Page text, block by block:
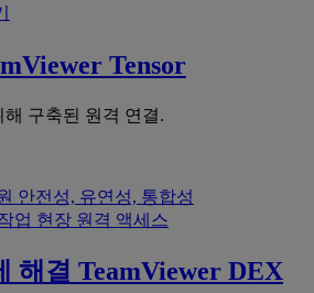
Tensor
구축된 원격 연결.
안전성, 유연성, 통합성
업 현장 원격 액세스
해결 TeamViewer DEX